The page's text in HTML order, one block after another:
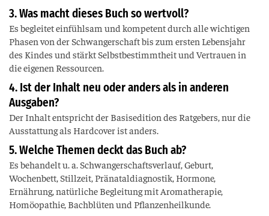
3. Was macht dieses Buch so wertvoll?
Es begleitet einfühlsam und kompetent durch alle wichtigen
Phasen von der Schwangerschaft bis zum ersten Lebensjahr
des Kindes und stärkt Selbstbestimmtheit und Vertrauen in
die eigenen Ressourcen.
4. Ist der Inhalt neu oder anders als in anderen
Ausgaben?
Der Inhalt entspricht der Basisedition des Ratgebers, nur die
Ausstattung als Hardcover ist anders.
5. Welche Themen deckt das Buch ab?
Es behandelt u. a. Schwangerschaftsverlauf, Geburt,
Wochenbett, Stillzeit, Pränataldiagnostik, Hormone,
Ernährung, natürliche Begleitung mit Aromatherapie,
Homöopathie, Bachblüten und Pflanzenheilkunde.